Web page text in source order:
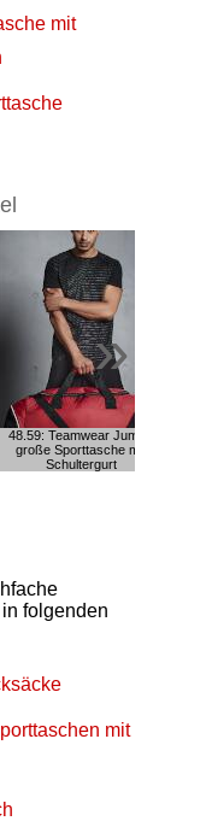
mit
48.59: Teamwear Jumbo
große Sporttasche mit
Schultergurt
»
folgenden
mit